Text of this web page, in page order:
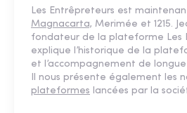
Les Entrêpreteurs est
Magnacarta, Merimée et 1215.
fondateur de la plateforme Les
explique l’historique de la
et l’accompagnement de
Il nous présente également les
plateformes lancées par la